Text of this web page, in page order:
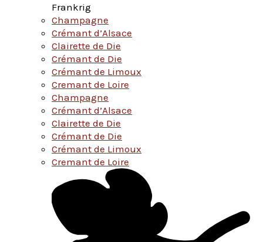
Frankrig
Champagne
Crémant d’Alsace
Clairette de Die
Crémant de Die
Crémant de Limoux
Cremant de Loire
Champagne
Crémant d’Alsace
Clairette de Die
Crémant de Die
Crémant de Limoux
Cremant de Loire